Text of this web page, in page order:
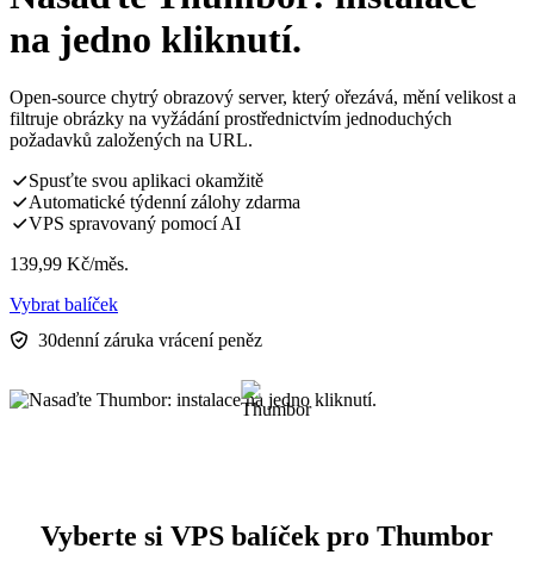
na jedno kliknutí.
Open-source chytrý obrazový server, který ořezává, mění velikost a
filtruje obrázky na vyžádání prostřednictvím jednoduchých
požadavků založených na URL.
Spusťte svou aplikaci okamžitě
Automatické týdenní zálohy zdarma
VPS spravovaný pomocí AI
139,99 Kč/měs.
Vybrat balíček
30denní záruka vrácení peněz
Vyberte si VPS balíček pro Thumbor